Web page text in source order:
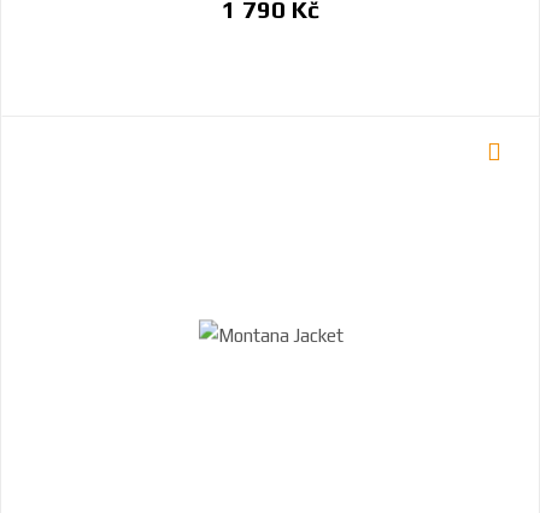
1 790 Kč